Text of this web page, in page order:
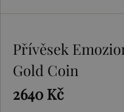
Přívěsek
Gold Coin
2640 Kč